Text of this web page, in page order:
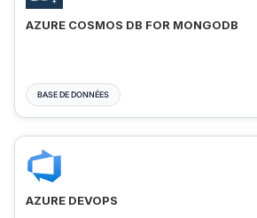
AZURE COSMOS DB FOR MONGODB
BASE DE DONNÉES
AZURE DEVOPS